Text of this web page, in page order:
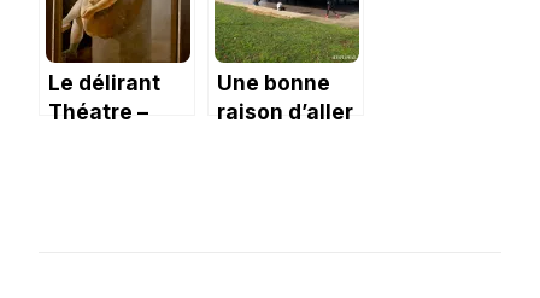
Le délirant
Théatre –
Une bonne
raison d’aller